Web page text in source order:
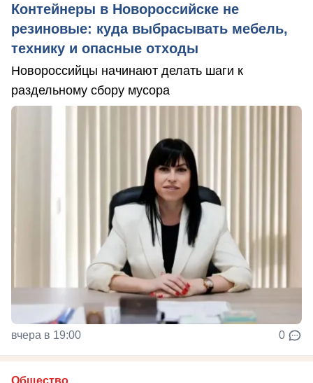
Контейнеры в Новороссийске не
резиновые: куда выбрасывать мебель,
технику и опасные отходы
Новороссийцы начинают делать шаги к
раздельному сбору мусора
вчера в 19:00 0
Общество